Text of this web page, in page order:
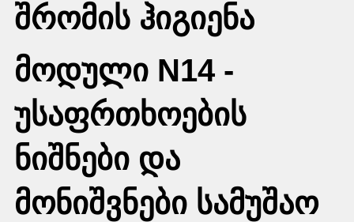
შრომის ჰიგიენა
მოდული N14 -
უსაფრთხოების
ნიშნები და
მონიშვნები სამუშაო